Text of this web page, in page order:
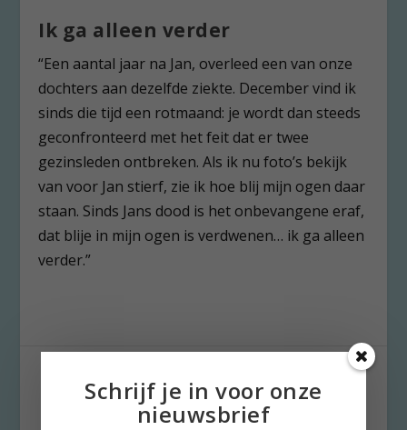
Ik ga alleen verder
“Een aantal jaar na Jan, overleed een van onze
dochters aan dezelfde ziekte. December vind ik
sinds die tijd een rotmaand: je wordt dan steeds
geconfronteerd met het feit dat er twee
gezinsleden ontbreken. Als ik nu foto’s bekijk
van voor Jan stierf, zie ik hoe blij mijn ogen daar
staan. Sinds Jans dood is het onbevangene eraf,
dat blije in mijn ogen is verdwenen… ik ga alleen
verder.”
Schrijf je in voor onze
nieuwsbrief